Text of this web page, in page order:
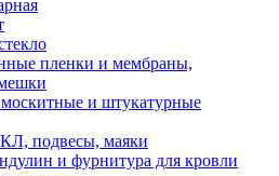
пленки и мембраны,
и штукатурные
подвесы, маяки
и фурнитура для кровли